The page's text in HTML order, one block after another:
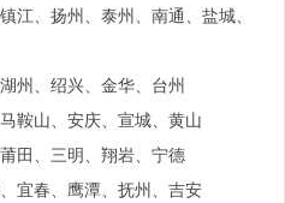
江、扬州、泰州、南通、盐城、
州、绍兴、金华、台州
鞍山、安庆、宣城、黄山
田、三明、翔岩、宁德
宜春、鹰潭、抚州、吉安